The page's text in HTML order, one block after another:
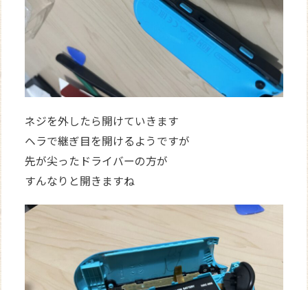
ネジを外したら開けていきます
ヘラで継ぎ目を開けるようですが
先が尖ったドライバーの方が
すんなりと開きますね